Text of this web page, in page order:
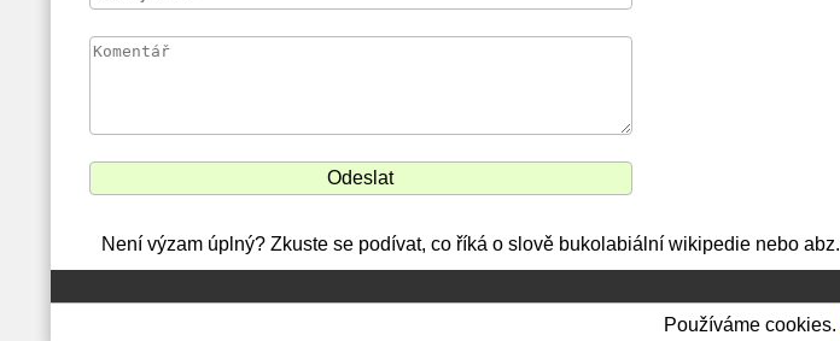
Není výzam úplný? Zkuste se podívat, co říká o slově bukolabiální wikipedie nebo abz.
Používáme cookies.